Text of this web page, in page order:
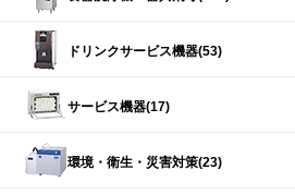
ドリンクサービス機器(53)
サービス機器(17)
環境・衛生・災害対策(23)